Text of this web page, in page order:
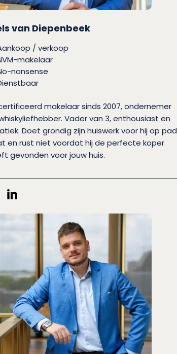
van Diepenbeek
/ verkoop
makelaar
nonsense
makelaar sinds 2007, ondernemer
Vader van 3, enthousiast en
Doet grondig zijn huiswerk voor hij op pad
en rust niet voordat hij de perfecte koper
gevonden voor jouw huis.